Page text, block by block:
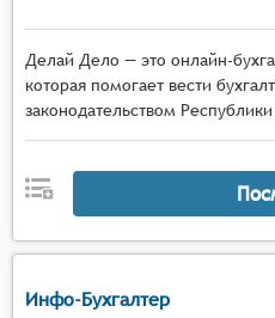
Делай Дело — это онлайн-
которая помогает вести
законодательством
Инфо-Бухгалтер